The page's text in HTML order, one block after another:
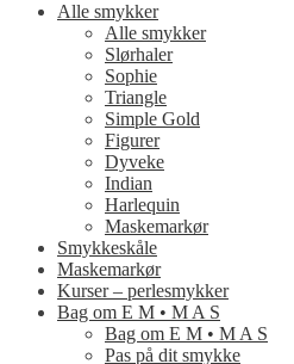
Alle smykker
Alle smykker
Slørhaler
Sophie
Triangle
Simple Gold
Figurer
Dyveke
Indian
Harlequin
Maskemarkør
Smykkeskåle
Maskemarkør
Kurser – perlesmykker
Bag om E M • M A S
Bag om E M • M A S
Pas på dit smykke